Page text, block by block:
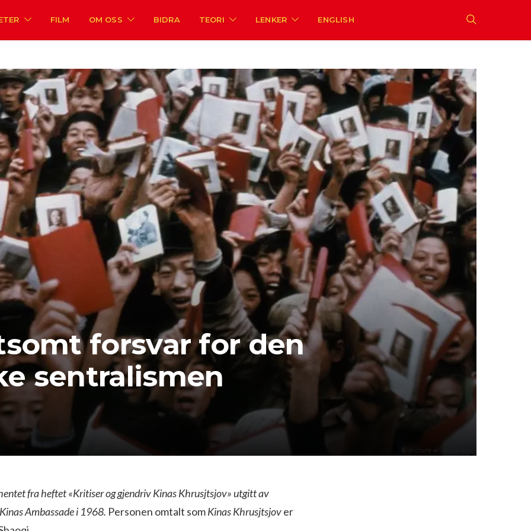
FILM OM OSS BIDRA TEORI LENKER ENGLISH
forsvar for den
sentralismen
fra heftet «Kritiser og gjendriv Kinas Khrusjtsjov» utgitt av
Ambassade i 1968. Personen omtalt somKinas Khrusjtsjover